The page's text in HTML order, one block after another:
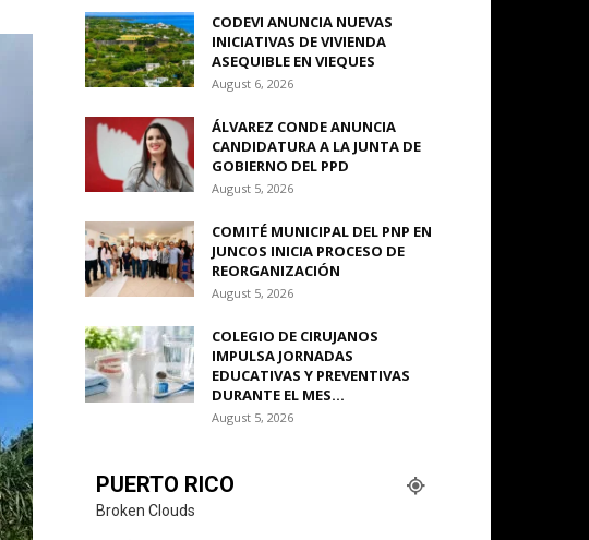
CODEVI ANUNCIA NUEVAS
INICIATIVAS DE VIVIENDA
ASEQUIBLE EN VIEQUES
August 6, 2026
ÁLVAREZ CONDE ANUNCIA
CANDIDATURA A LA JUNTA DE
GOBIERNO DEL PPD
August 5, 2026
COMITÉ MUNICIPAL DEL PNP EN
JUNCOS INICIA PROCESO DE
REORGANIZACIÓN
August 5, 2026
COLEGIO DE CIRUJANOS
IMPULSA JORNADAS
EDUCATIVAS Y PREVENTIVAS
DURANTE EL MES...
August 5, 2026
PUERTO RICO
Broken Clouds